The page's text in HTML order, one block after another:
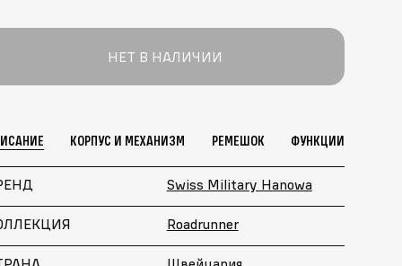
НЕТ В НАЛИЧИИ
КОРПУС И МЕХАНИЗМ РЕМЕШОК ФУНКЦИИ
Swiss Military Hanowa
Roadrunner